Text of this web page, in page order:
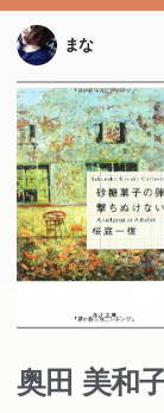
まな
奥田 美和